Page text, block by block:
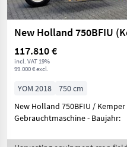
New Holland 750BFIU
117.810 €
incl. VAT 19%
99.000 € excl.
YOM 2018
750 cm
New Holland 750BFIU /
Gebrauchtmaschine - Baujahr: